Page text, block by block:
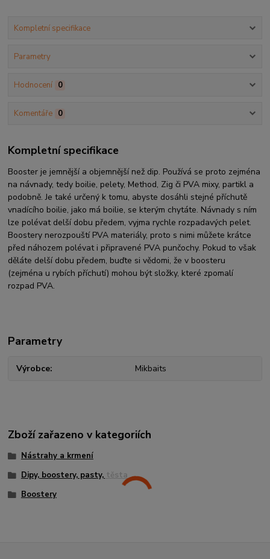
Kompletní specifikace
Parametry
Hodnocení 0
Komentáře 0
Kompletní specifikace
Booster je jemnější a objemnější než dip. Používá se proto zejména
na návnady, tedy boilie, pelety, Method, Zig či PVA mixy, partikl a
podobně. Je také určený k tomu, abyste dosáhli stejné příchutě
vnadícího boilie, jako má boilie, se kterým chytáte. Návnady s ním
lze polévat delší dobu předem, vyjma rychle rozpadavých pelet.
Boostery nerozpouští PVA materiály, proto s nimi můžete krátce
před náhozem polévat i připravené PVA punčochy. Pokud to však
děláte delší dobu předem, buďte si vědomi, že v boosteru
(zejména u rybích příchutí) mohou být složky, které zpomalí
rozpad PVA.
Parametry
Výrobce Mikbaits
Zboží zařazeno v kategoriích
Nástrahy a krmení
Dipy, boostery, pasty, těsta
Boostery